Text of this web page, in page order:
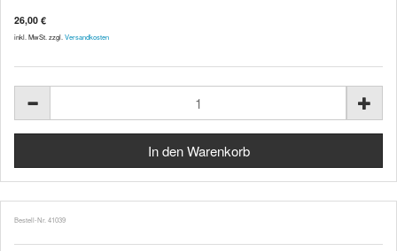
26,00 €
inkl. MwSt. zzgl. Versandkosten
Bestell-Nr. 41039